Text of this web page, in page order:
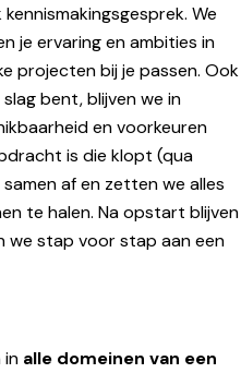
We
je ervaring en ambities in
projecten bij je passen. Ook
bent, blijven we in
en voorkeuren
is die klopt (qua
af en zetten we alles
te halen. Na opstart blijven
we stap voor stap aan een
in alle domeinen van een